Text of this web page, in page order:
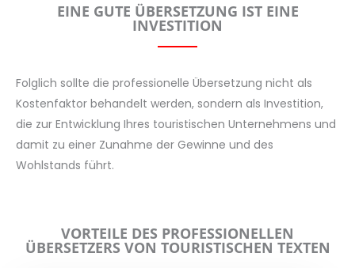
EINE GUTE ÜBERSETZUNG IST EINE
INVESTITION
Folglich sollte die professionelle Übersetzung nicht als
Kostenfaktor behandelt werden, sondern als Investition,
die zur Entwicklung Ihres touristischen Unternehmens und
damit zu einer Zunahme der Gewinne und des
Wohlstands führt.
VORTEILE DES PROFESSIONELLEN
ÜBERSETZERS VON TOURISTISCHEN TEXTEN